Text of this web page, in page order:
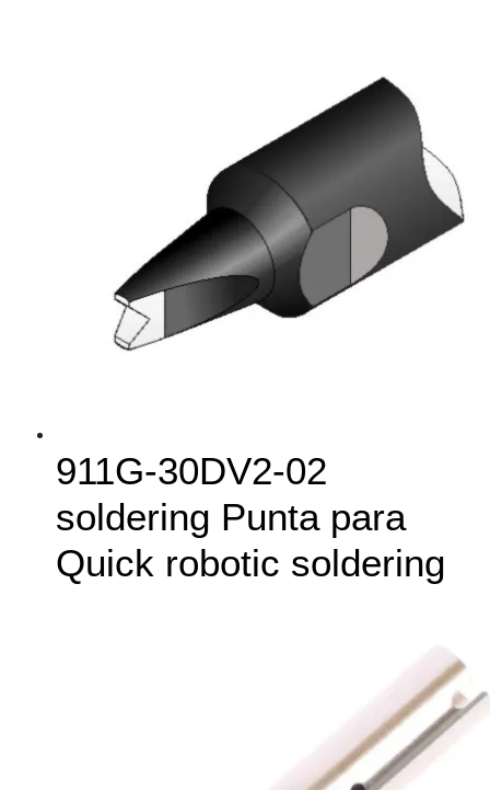
911G‑30DV2-02
soldering Punta para
Quick robotic soldering